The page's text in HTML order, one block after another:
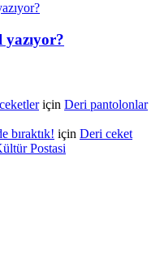
için Deri pantolonlar
bıraktık! için Deri ceket
Postasi